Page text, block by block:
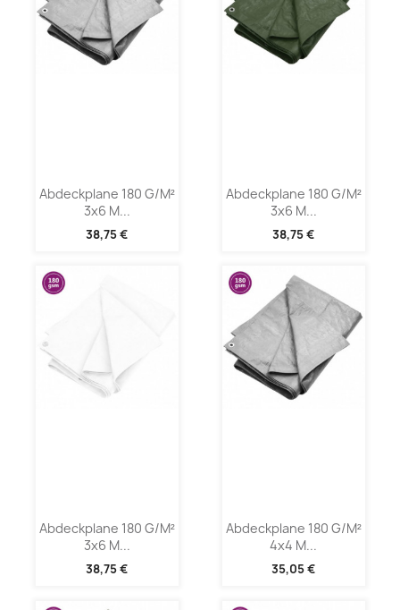
Abdeckplane 180 G/m²
3x6 M...
38,75 €
Abdeckplane 180 G/m²
3x6 M...
38,75 €
Abdeckplane 180 G/m²
3x6 M...
38,75 €
Abdeckplane 180 G/m²
4x4 M...
35,05 €